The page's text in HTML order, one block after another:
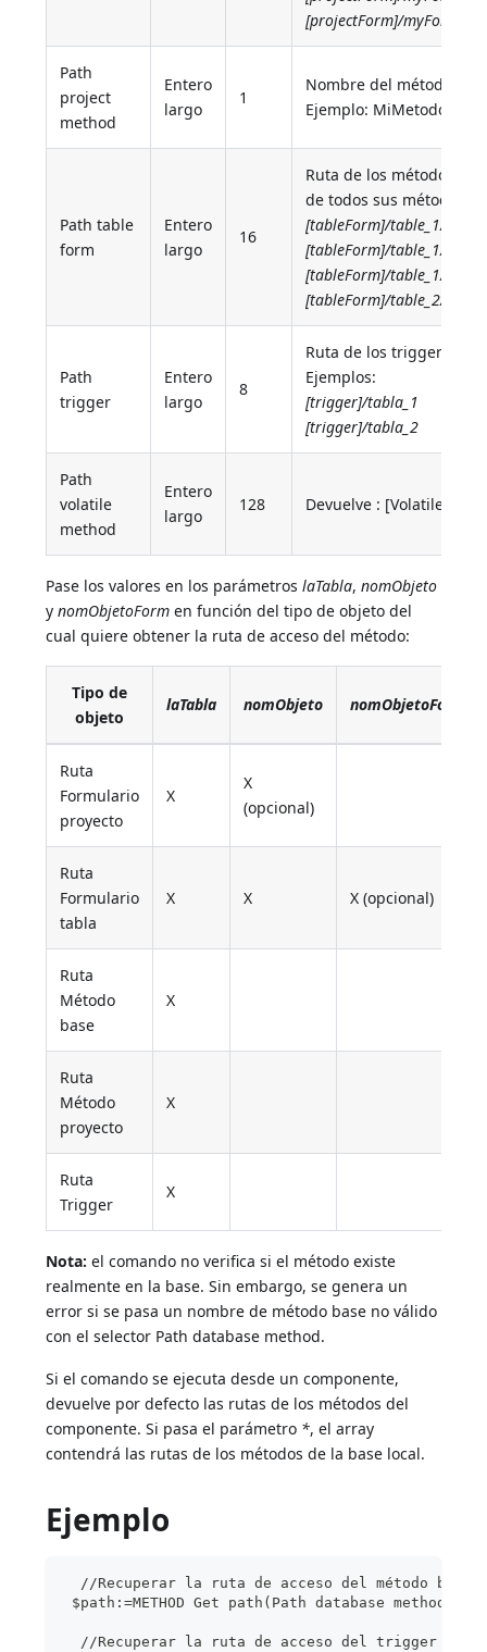
[projectForm]/myForm/
Path
project
method
Entero
largo
1
Nombre del método.
Ejemplo:
Path table
form
Entero
largo
16
Ruta de los métodos
de todos sus métodos
[tableForm]/table_1/
[tableForm]/table_1/
[tableForm]/table_1/
[tableForm]/table_2/
Path
trigger
Entero
largo
8
Ruta de los triggers de
Ejemplos:
[trigger]/tabla_1
[trigger]/tabla_2
Path
volatile
method
Entero
largo
128 Devuelve : [Volatile]
Pase los valores en los parámetroslaTabla,nomObjeto
ynomObjetoForm en función del tipo de objeto del
cual quiere obtener la ruta de acceso del método:
Tipo de
objeto
laTabla nomObjeto nomObjetoForm
Ruta
Formulario
proyecto
X
X
(opcional)
Ruta
Formulario
tabla
X X X (opcional)
Ruta
Método
base
X
Ruta
Método
proyecto
X
Ruta
Trigger
X
Nota: el comando no verifica si el método existe
realmente en la base. Sin embargo, se genera un
error si se pasa un nombre de método base no válido
con el selector Path database method.
Si el comando se ejecuta desde un componente,
devuelve por defecto las rutas de los métodos del
componente. Si pasa el parámetro *, el array
contendrá las rutas de los métodos de la base local.
Ejemplo
//Recuperar la ruta de acceso del método base
$path:=METHOD Get path(Path database
//Recuperar la ruta de acceso del trigger de